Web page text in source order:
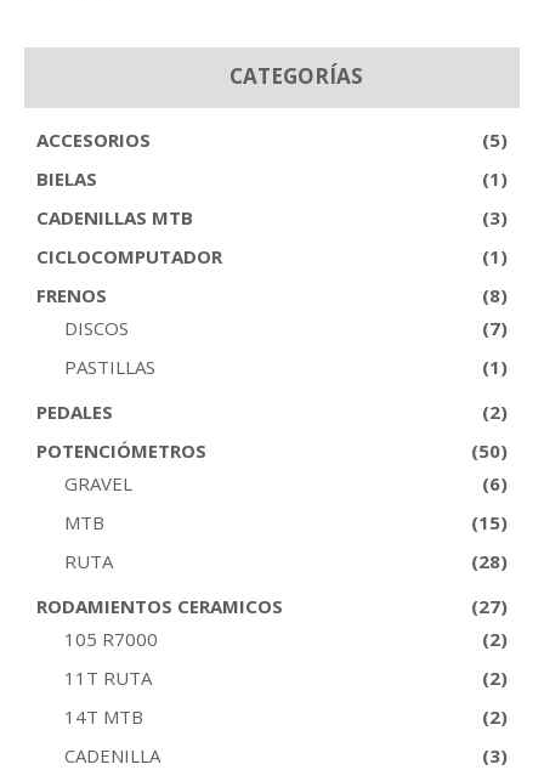
CATEGORÍAS
ACCESORIOS
(5)
BIELAS
(1)
CADENILLAS MTB
(3)
CICLOCOMPUTADOR
(1)
FRENOS
(8)
DISCOS
(7)
PASTILLAS
(1)
PEDALES
(2)
POTENCIÓMETROS
(50)
GRAVEL
(6)
MTB
(15)
RUTA
(28)
RODAMIENTOS CERAMICOS
(27)
105 R7000
(2)
11T RUTA
(2)
14T MTB
(2)
CADENILLA
(3)